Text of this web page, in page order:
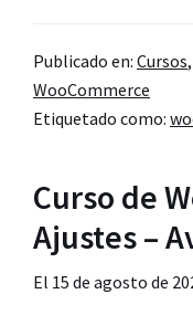
Publicado en: Cursos,
WooCommerce
Etiquetado como:
Curso de
Ajustes –
El 15 de agosto de